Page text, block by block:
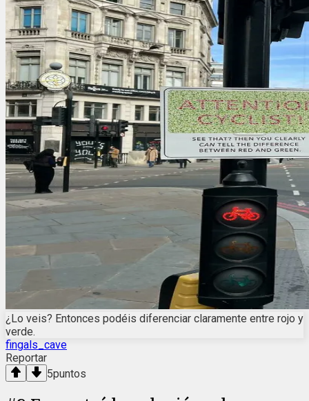
¿Lo veis? Entonces podéis diferenciar claramente entre rojo y
verde.
fingals_cave
Reportar
5puntos